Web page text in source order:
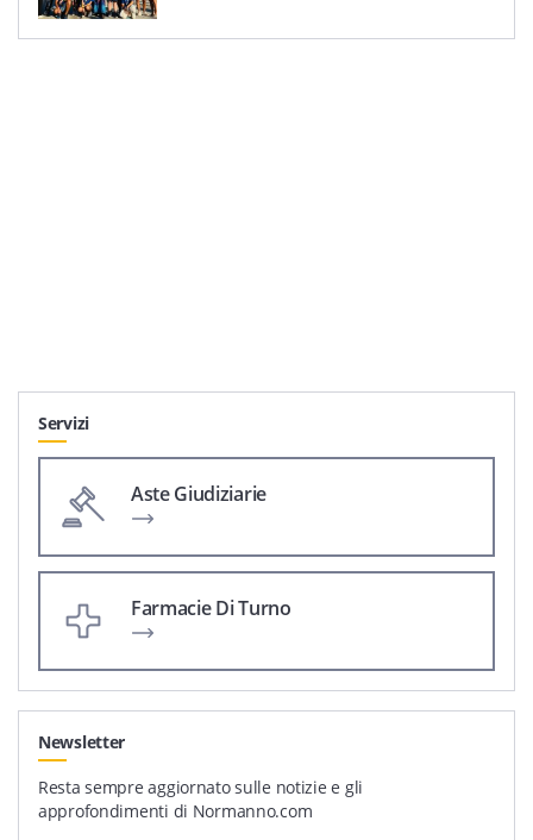
Servizi
Aste Giudiziarie
Farmacie Di Turno
Newsletter
Resta sempre aggiornato sulle notizie e gli
approfondimenti di Normanno.com